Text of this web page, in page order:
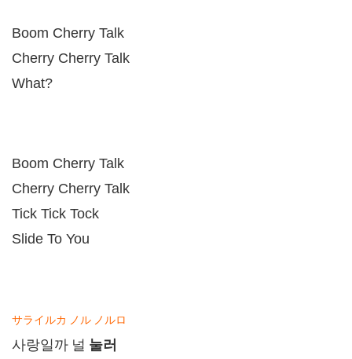
Boom Cherry Talk
Cherry Cherry Talk
What?
Boom Cherry Talk
Cherry Cherry Talk
Tick Tick Tock
Slide To You
サライルカ ノル ノルロ
사랑일까 널 눌러